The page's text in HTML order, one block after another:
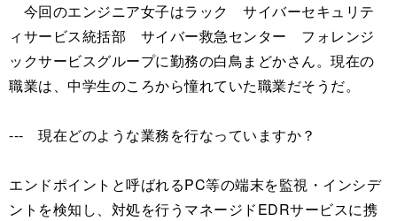
今回のエンジニア女子はラック サイバーセキュリテ
ィサービス統括部 サイバー救急センター フォレンジ
ックサービスグループに勤務の白鳥まどかさん。現在の
職業は、中学生のころから憧れていた職業だそうだ。
--- 現在どのような業務を行なっていますか？
エンドポイントと呼ばれるPC等の端末を監視・インシデ
ントを検知し、対処を行うマネージドEDRサービスに携